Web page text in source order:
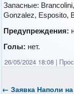
Запасные:
Gonzalez, Esposito,
Предупреждения:
Голы: нет.
26/05/2024 18:08 |
← Заявка Наполи